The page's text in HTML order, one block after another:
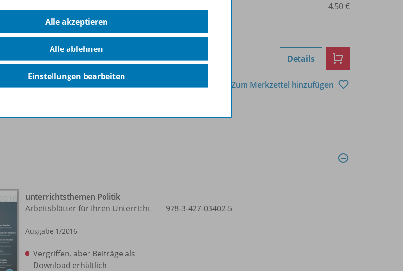
Sofort verfügbar
Dateiformat:PDF-Dokument
4,50 €
Details
Zum Merkzettel hinzufügen
unterrichtsthemen Politik
Arbeitsblätter für Ihren Unterricht
Ausgabe 1/2016
Vergriffen, aber Beiträge als
Download erhältlich
978-3-427-03402-5
Alle akzeptieren
Alle ablehnen
Einstellungen bearbeiten